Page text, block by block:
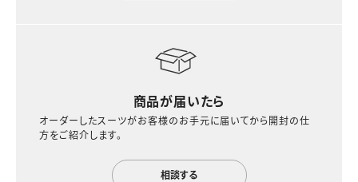
商品が届いたら
オーダーしたスーツがお客様のお手元に届いてから開封の仕
方をご紹介します。
相談する